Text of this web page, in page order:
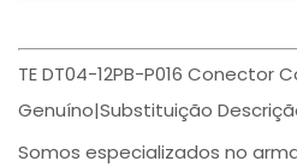
TE DT04-12PB-P016 Conector
Genuíno|Substituição
Somos especializados no